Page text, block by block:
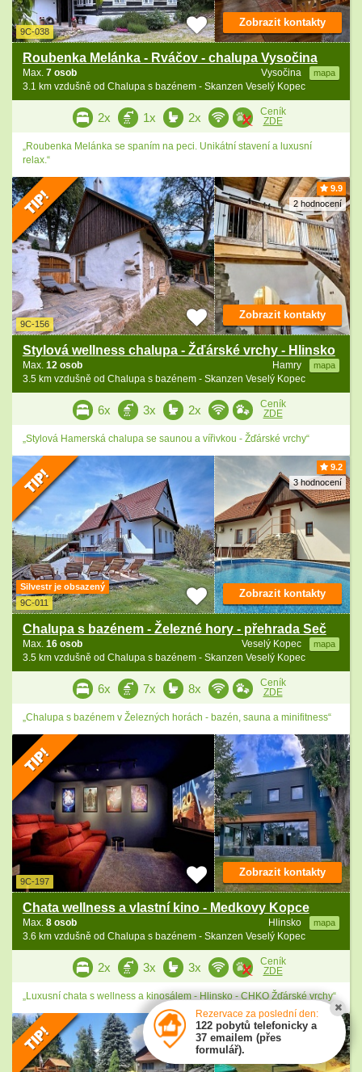
9C-038
Roubenka Melánka - Rváčov - chalupa Vysočina
Vysočina mapa
Max. 7 osob
3.1 km vzdušně od Chalupa s bazénem - Skanzen Veselý Kopec
Zobrazit kontakty
2x 1x 2x
Ceník
ZDE
„Roubenka Melánka se spaním na peci. Unikátní stavení a luxusní
relax.“
9.9
2 hodnocení
9C-156
Stylová wellness chalupa - Žďárské vrchy - Hlinsko
Hamry mapa
Max. 12 osob
3.5 km vzdušně od Chalupa s bazénem - Skanzen Veselý Kopec
Zobrazit kontakty
6x 3x 2x
Ceník
ZDE
„Stylová Hamerská chalupa se saunou a vířivkou - Žďárské vrchy“
9.2
3 hodnocení
Silvestr je obsazený
9C-011
Chalupa s bazénem - Železné hory - přehrada Seč
Veselý Kopec mapa
Max. 16 osob
3.5 km vzdušně od Chalupa s bazénem - Skanzen Veselý Kopec
Zobrazit kontakty
6x 7x 8x
Ceník
ZDE
„Chalupa s bazénem v Železných horách - bazén, sauna a minifitness“
9C-197
Chata wellness a vlastní kino - Medkovy Kopce
Hlinsko mapa
Max. 8 osob
3.6 km vzdušně od Chalupa s bazénem - Skanzen Veselý Kopec
Zobrazit kontakty
2x 3x 3x
Ceník
ZDE
„Luxusní chata s wellness a kinosálem - Hlinsko - CHKO Žďárské vrchy“
Rezervace za poslední den:
122 pobytů telefonicky a
37 emailem (přes
formulář).